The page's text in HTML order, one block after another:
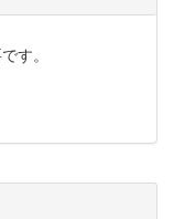
す。